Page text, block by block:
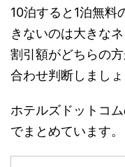
10泊すると1泊無料
きないのは大きな
割引額がどちらの
合わせ判断しましょ
ホテルズドットコ
でまとめています。